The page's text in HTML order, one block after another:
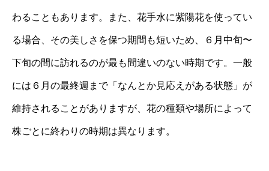
わることもあります。また、花手水に紫陽花を使ってい
る場合、その美しさを保つ期間も短いため、６月中旬〜
下旬の間に訪れるのが最も間違いのない時期です。一般
には６月の最終週まで「なんとか見応えがある状態」が
維持されることがありますが、花の種類や場所によって
株ごとに終わりの時期は異なります。